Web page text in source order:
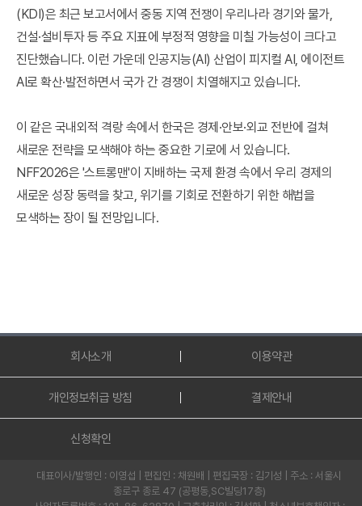
(KDI)은 최근 보고서에서 중동 지역 전쟁이 우리나라 경기와 물가,
건설·설비투자 등 주요 지표에 부정적 영향을 미칠 가능성이 크다고
진단했습니다. 이런 가운데 인공지능(AI) 산업이 피지컬 AI, 에이전트
AI로 확산·발전하면서 국가 간 경쟁이 치열해지고 있습니다.
이 같은 국내외적 격랑 속에서 한국은 경제·안보·외교 전반에 걸쳐
새로운 전략을 모색해야 하는 중요한 기로에 서 있습니다.
NFF2026은 '스트롱맨'이 지배하는 국제 환경 속에서 우리 경제의
새로운 성장 동력을 찾고, 위기를 기회로 전환하기 위한 해법을
모색하는 장이 될 전망입니다.
회사소개 이용약관
개인정보취급 방침 결제안내
신청확인
대표이사/발행인 : 이영섭 | 편집인 : 채원배 | 편집국장 : 김기성 | 주소 : 서울시
종로구 종로 47 (공평동,SC빌딩17층)